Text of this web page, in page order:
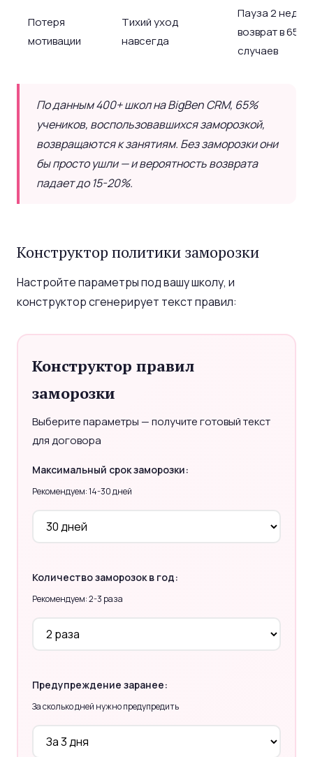
Потеря
мотивации
Тихий уход
навсегда
Пауза 2
возврат в 65%
случаев
По данным 400+ школ на BigBen CRM, 65%
учеников, воспользовавшихся заморозкой,
возвращаются к занятиям. Без заморозки они
бы просто ушли — и вероятность возврата
падает до 15-20%.
Конструктор политики заморозки
Настройте параметры под вашу школу, и
конструктор сгенерирует текст правил:
Конструктор правил
заморозки
Выберите параметры — получите готовый текст
для договора
Максимальный срок заморозки:
Рекомендуем: 14-30 дней
Количество заморозок в год:
Рекомендуем: 2-3 раза
Предупреждение заранее:
За сколько дней нужно предупредить